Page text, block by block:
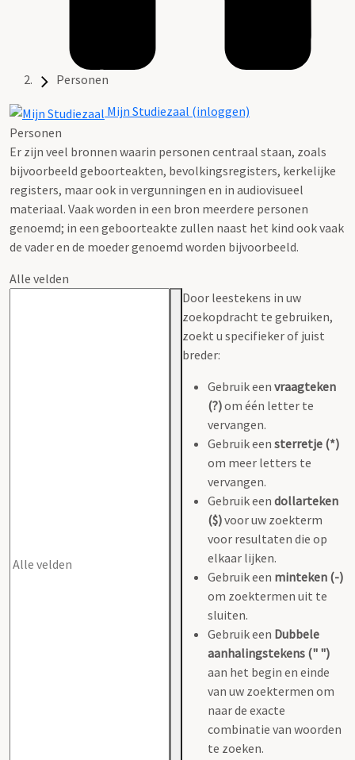
Personen
Mijn Studiezaal (inloggen)
Personen
Er zijn veel bronnen waarin personen centraal staan, zoals
bijvoorbeeld geboorteakten, bevolkingsregisters, kerkelijke
registers, maar ook in vergunningen en in audiovisueel
materiaal. Vaak worden in een bron meerdere personen
genoemd; in een geboorteakte zullen naast het kind ook vaak
de vader en de moeder genoemd worden bijvoorbeeld.
Alle velden
Door leestekens in uw
zoekopdracht te gebruiken,
zoekt u specifieker of juist
breder:
Gebruik een vraagteken
(?)om één letter te
vervangen.
Gebruik een sterretje (*)
om meer letters te
vervangen.
Gebruik een dollarteken
($)voor uw zoekterm
voor resultaten die op
elkaar lijken.
Gebruik een minteken (-)
om zoektermen uit te
sluiten.
Gebruik een Dubbele
aanhalingstekens (" ")
aan het begin en einde
van uw zoektermen om
naar de exacte
combinatie van woorden
te zoeken.